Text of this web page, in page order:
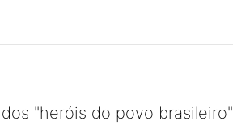
"heróis do povo brasileiro"